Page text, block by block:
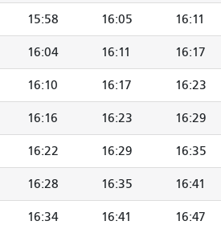
15:58 16:05 16:11
16:04 16:11 16:17
16:10 16:17 16:23
16:16 16:23 16:29
16:22 16:29 16:35
16:28 16:35 16:41
16:34 16:41 16:47